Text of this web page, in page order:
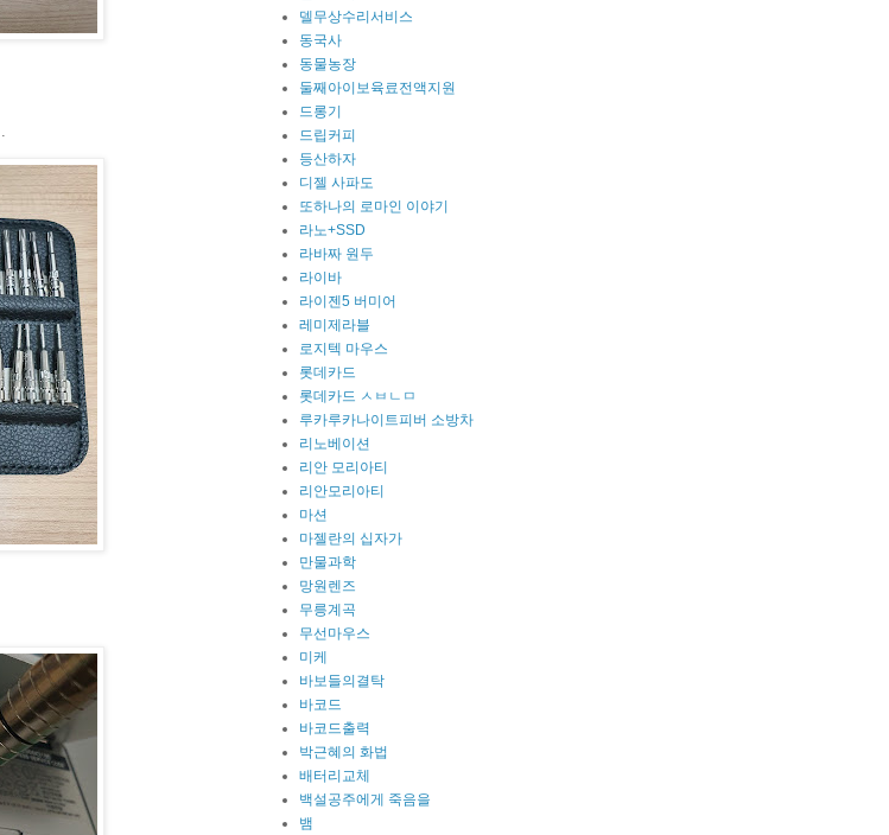
델무상수리서비스
동국사
동물농장
둘째아이보육료전액지원
드롱기
드립커피
등산하자
디젤 사파도
또하나의 로마인 이야기
라노+SSD
라바짜 원두
라이바
라이젠5 버미어
레미제라블
로지텍 마우스
롯데카드
롯데카드 ㅅㅂㄴㅁ
루카루카나이트피버 소방차
리노베이션
리안 모리아티
리안모리아티
마션
마젤란의 십자가
만물과학
망원렌즈
무릉계곡
무선마우스
미케
바보들의결탁
바코드
바코드출력
박근혜의 화법
배터리교체
백설공주에게 죽음을
뱀